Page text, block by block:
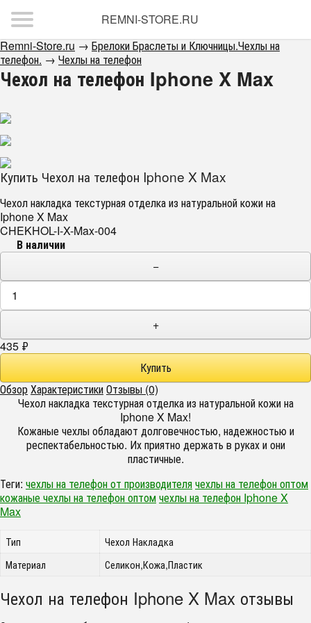
REMNI-STORE.RU
Remni-Store.ru → Брелоки Браслеты и Ключницы.Чехлы на
телефон. → Чехлы на телефон
Чехол на телефон Iphone X Max
Купить Чехол на телефон Iphone X Max
Чехол накладка текстурная отделка из натуральной кожи на
Iphone X Max
CHEKHOL-I-X-Max-004
В наличии
−
+
435 ₽
ОбзорХарактеристикиОтзывы (0)
Чехол накладка текстурная отделка из натуральной кожи на
Iphone X Max!
Кожаные чехлы обладают долговечностью, надежностью и
респектабельностью. Их приятно держать в руках и они
пластичные.
Теги: чехлы на телефон от производителячехлы на телефон оптом
кожаные чехлы на телефон оптомчехлы на телефон Iphone X
Max
Тип
Чехол Накладка
Материал
Селикон,Кожа,Пластик
Чехол на телефон Iphone X Max отзывы